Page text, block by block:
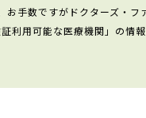
手数ですがドクターズ・
利用可能な医療機関」の情